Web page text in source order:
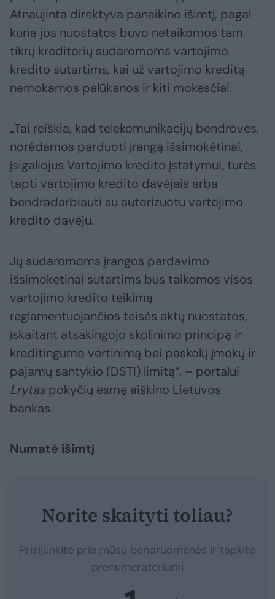
Atnaujinta direktyva panaikino išimtį, pagal
kurią jos nuostatos buvo netaikomos tam
tikrų kreditorių sudaromoms vartojimo
kredito sutartims, kai už vartojimo kreditą
nemokamos palūkanos ir kiti mokesčiai.
„Tai reiškia, kad telekomunikacijų bendrovės,
norėdamos parduoti įrangą išsimokėtinai,
įsigaliojus Vartojimo kredito įstatymui, turės
tapti vartojimo kredito davėjais arba
bendradarbiauti su autorizuotu vartojimo
kredito davėju.
Jų sudaromoms įrangos pardavimo
išsimokėtinai sutartims bus taikomos visos
vartojimo kredito teikimą
reglamentuojančios teisės aktų nuostatos,
įskaitant atsakingojo skolinimo principą ir
kreditingumo vertinimą bei paskolų įmokų ir
pajamų santykio (DSTI) limitą“, – portalui
Lrytaspokyčių esmę aiškino Lietuvos
bankas.
Numatė išimtį
Norite skaityti toliau?
Prisijunkite prie mūsų bendruomenės ir tapkite
prenumeratoriumi